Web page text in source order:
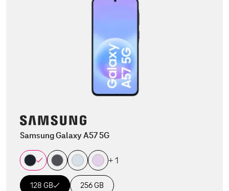
Samsung Galaxy A57 5G
+ 1
128 GB 256 GB